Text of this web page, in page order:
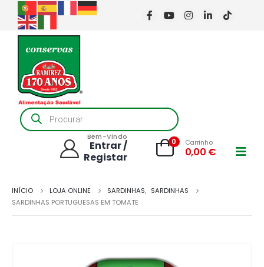
Products
search
Bem-Vindo
Entrar /
Registar
0 Carrinho
0,00 €
INÍCIO LOJA ONLINE SARDINHAS, SARDINHAS
SARDINHAS PORTUGUESAS EM TOMATE